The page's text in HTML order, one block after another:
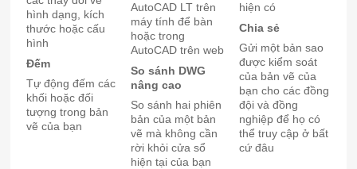
hình dạng, kích
thước hoặc cấu
hình
Đếm
Tự động đếm các
khối hoặc đối
tượng trong bản
vẽ của bạn
AutoCAD LT trên
máy tính để bàn
hoặc trong
AutoCAD trên web
So sánh DWG
nâng cao
So sánh hai phiên
bản của một bản
vẽ mà không cần
rời khỏi cửa sổ
hiện tại của bạn
hiện có
Chia sẻ
Gửi một bản sao
được kiểm soát
của bản vẽ của
bạn cho các đồng
đội và đồng
nghiệp để họ có
thể truy cập ở bất
cứ đâu